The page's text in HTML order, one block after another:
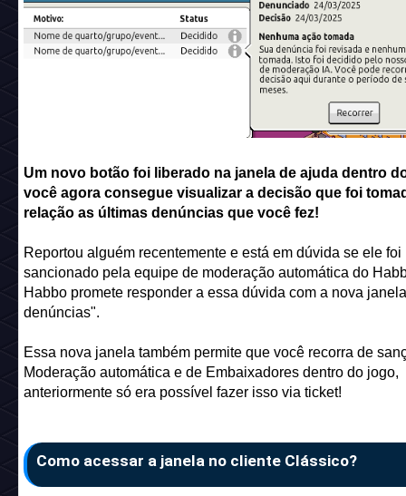
Um novo botão foi liberado na janela de ajuda dentro
você agora consegue visualizar a decisão que foi
relação as últimas denúncias que você fez!
Reportou alguém recentemente e está em dúvida se ele foi
sancionado pela equipe de moderação automática do
Habbo promete responder a essa dúvida com a nova
denúncias".
Essa nova janela também permite que você recorra de
Moderação automática e de Embaixadores dentro do jogo,
anteriormente só era possível fazer isso via ticket!
Como acessar a janela no cliente Clássico?